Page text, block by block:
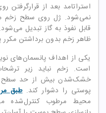
استراتامد بعد از
نمی‌شود. ژل روی سطح زخم
قابل نفوذ به گاز تبدیل
ظاهر زخم بدون برداشتن مکرر
یکی از اهداف پانسمان‌های
است. زخم نباید زیر
خشک‌شدن بیش از حد سطح
پوستی را دشوار کند.طبق
محیط مرطوب کنترل‌شده